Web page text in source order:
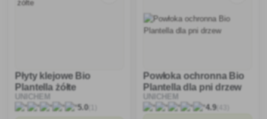
Płyty klejowe Bio
Plantella żółte
UNICHEM
5.0(1)
Powłoka ochronna Bio
Plantella dla pni drzew
UNICHEM
4.9(43)